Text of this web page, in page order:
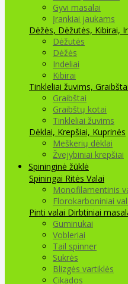
Gyvi masalai
Įrankiai jaukams
Dėžės, Dėžutės, Kibirai,
Dėžutės
Dėžės
Indeliai
Kibirai
Tinkleliai žuvims,
Graibštai
Graibštų kotai
Tinkleliai žuvims
Dėklai, Krepšiai, Kuprinės
Meškerių dėklai
Žvejybiniai krepšiai
Spininginė žūklė
Spiningai Ritės Valai
Monofilamentinis
Florokarboniniai
Pinti valai Dirbtiniai
Guminukai
Vobleriai
Tail spinner
Sukrės
Blizgės vartiklės
Cikados